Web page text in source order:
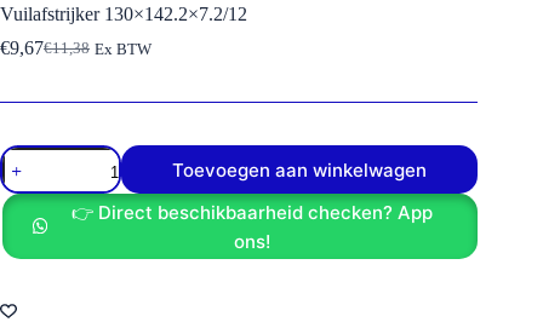
Vuilafstrijker 130×142.2×7.2/12
€11,38
Oorspronkelijke
was:
€9,67Huidige
is:
Ex BTW
Vuilafstrijker
130x142.2x7.2/12
aantal
Toevoegen aan winkelwagen
👉 Direct beschikbaarheid checken? App
ons!